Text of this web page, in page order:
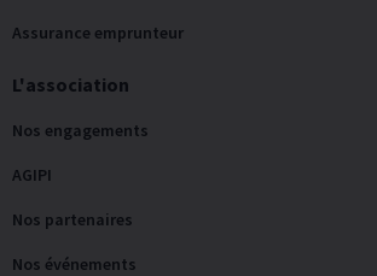
Assurance emprunteur
L'association
Nos engagements
AGIPI
Nos partenaires
Nos événements